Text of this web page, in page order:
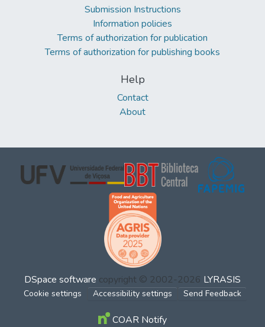
Submission Instructions
Information policies
Terms of authorization for publication
Terms of authorization for publishing books
Help
Contact
About
DSpace software copyright © 2002-2026 LYRASIS
Cookie settings Accessibility settings Send Feedback
COAR Notify